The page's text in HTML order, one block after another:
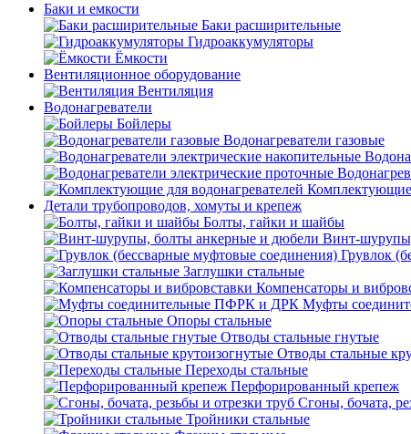
Баки и емкости
Баки расширительные
Гидроаккумуляторы
Ёмкости
Вентиляционное оборудование
Вентиляция
Водонагреватели
Бойлеры
Водонагреватели газовые
Комплектующие
Детали трубопроводов, хомуты и крепеж
Болты, гайки и шайбы
Винт-
Грувлок
Заглушки стальные
Компенсаторы и
Муфты
Опоры стальные
Отводы стальные гнутые
Отводы стальные
Переходы стальные
Перфорированный крепеж
Сгоны, бочата,
Тройники стальные